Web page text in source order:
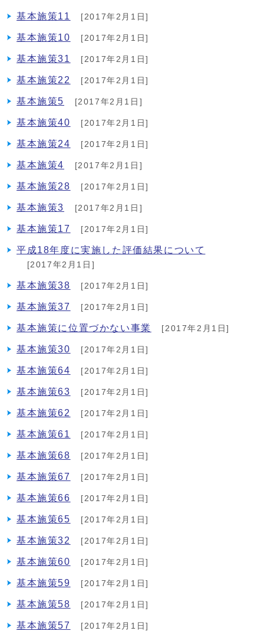
基本施策11 [2017年2月1日]
基本施策10 [2017年2月1日]
基本施策31 [2017年2月1日]
基本施策22 [2017年2月1日]
基本施策5 [2017年2月1日]
基本施策40 [2017年2月1日]
基本施策24 [2017年2月1日]
基本施策4 [2017年2月1日]
基本施策28 [2017年2月1日]
基本施策3 [2017年2月1日]
基本施策17 [2017年2月1日]
平成18年度に実施した評価結果について
[2017年2月1日]
基本施策38 [2017年2月1日]
基本施策37 [2017年2月1日]
基本施策に位置づかない事業 [2017年2月1日]
基本施策30 [2017年2月1日]
基本施策64 [2017年2月1日]
基本施策63 [2017年2月1日]
基本施策62 [2017年2月1日]
基本施策61 [2017年2月1日]
基本施策68 [2017年2月1日]
基本施策67 [2017年2月1日]
基本施策66 [2017年2月1日]
基本施策65 [2017年2月1日]
基本施策32 [2017年2月1日]
基本施策60 [2017年2月1日]
基本施策59 [2017年2月1日]
基本施策58 [2017年2月1日]
基本施策57 [2017年2月1日]